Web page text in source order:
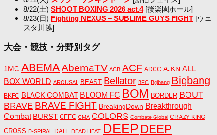
8/22(土) SHOOT BOXING 2026 act.4[後楽園ホール]
8/23(日) Fighting NEXUS – SUBLIME GUYS FIGHT [ウェ
スタ川越]
大会・競技・分野別タグ
1MC ABEMAAbemaTV ACB ACF ADCC AJKN ALL
BOX WORLD AROUSAL BEAST Bellator BFC Bgibang Bigbang
BKFC BLACK COMBAT BLOOM FC BOM BORDER BOUT
BRAVE BRAVE FIGHT BreakingDown Breakthrough
Combat BURST CFFC CMA COLORS Combate Global CRAZY KING
CROSS D-SPIRAL DATE DEAD HEAT DEEP DEEP